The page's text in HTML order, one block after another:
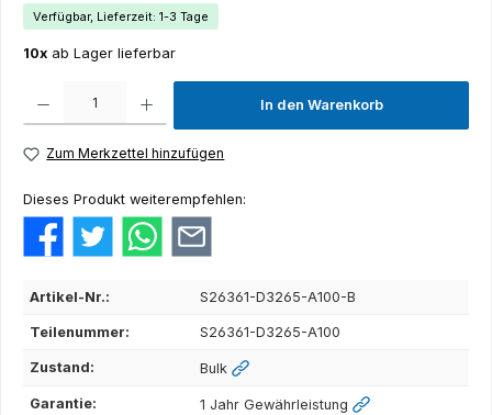
Verfügbar, Lieferzeit: 1-3 Tage
10x ab Lager lieferbar
In den Warenkorb
Zum Merkzettel hinzufügen
Dieses Produkt weiterempfehlen:
Artikel-Nr.: S26361-D3265-A100-B
Teilenummer: S26361-D3265-A100
Zustand: Bulk
Garantie: 1 Jahr Gewährleistung